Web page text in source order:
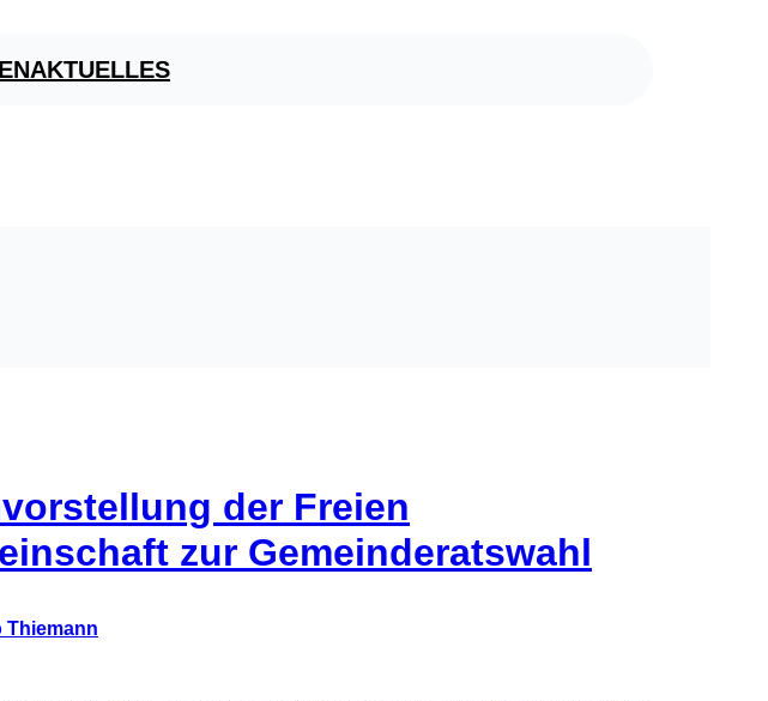
AKTUELLES
der Freien
zur Gemeinderatswahl
Thiemann